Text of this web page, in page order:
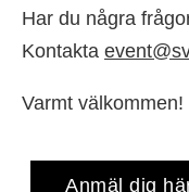
Har du några
Kontakta
Varmt välkommen!
Anmäl dig